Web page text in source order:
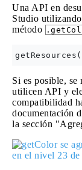
Una API en
Studio
método
Si es posible, se
utilicen API y
compatibilidad
documentación
la sección